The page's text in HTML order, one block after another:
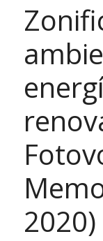
2020)